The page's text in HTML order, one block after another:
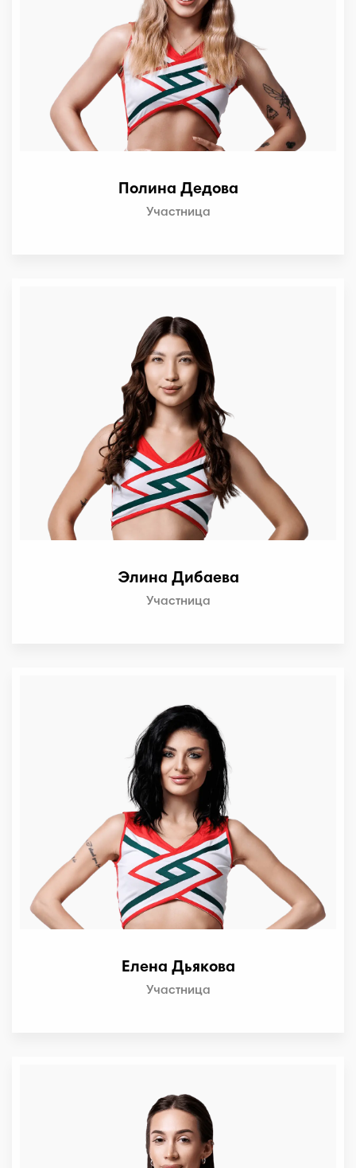
Полина Дедова
Участница
Элина Дибаева
Участница
Елена Дьякова
Участница